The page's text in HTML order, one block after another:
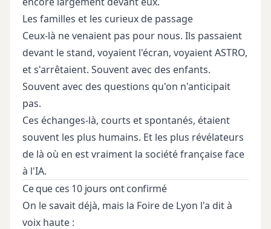
Les familles et les curieux de passage
Ceux-là ne venaient pas pour nous. Ils passaient
devant le stand, voyaient l'écran, voyaient ASTRO,
et s'arrêtaient. Souvent avec des enfants.
Souvent avec des questions qu'on n'anticipait
pas.
Ces échanges-là, courts et spontanés, étaient
souvent les plus humains. Et les plus révélateurs
de là où en est vraiment la société française face
à l'IA.
Ce que ces 10 jours ont confirmé
On le savait déjà, mais la Foire de Lyon l'a dit à
voix haute :